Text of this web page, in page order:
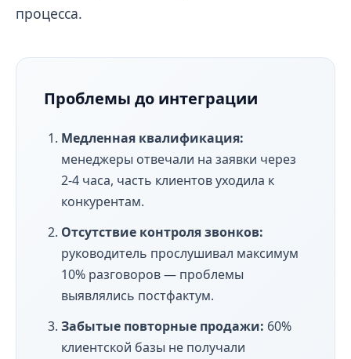
процесса.
Проблемы до интеграции
Медленная квалификация:
менеджеры отвечали на заявки через
2-4 часа, часть клиентов уходила к
конкурентам.
Отсутствие контроля звонков:
руководитель прослушивал максимум
10% разговоров — проблемы
выявлялись постфактум.
Забытые повторные продажи: 60%
клиентской базы не получали